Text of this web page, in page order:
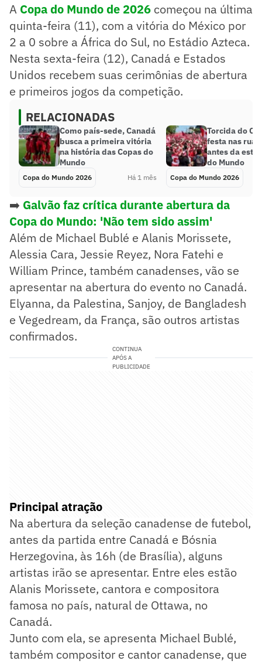
A Copa do Mundo de 2026 começou na última
quinta-feira (11), com a vitória do México por
2 a 0 sobre a África do Sul, no Estádio Azteca.
Nesta sexta-feira (12), Canadá e Estados
Unidos recebem suas cerimônias de abertura
e primeiros jogos da competição.
RELACIONADAS
Como país-sede, Canadá
busca a primeira vitória
na história das Copas do
Mundo
Copa do Mundo 2026 Há 1 mês
Torcida do
festa nas
antes da
do Mundo
Copa do Mundo 2026
➡️ Galvão faz crítica durante abertura da
Copa do Mundo: 'Não tem sido assim'
Além de Michael Bublé e Alanis Morissete,
Alessia Cara, Jessie Reyez, Nora Fatehi e
William Prince, também canadenses, vão se
apresentar na abertura do evento no Canadá.
Elyanna, da Palestina, Sanjoy, de Bangladesh
e Vegedream, da França, são outros artistas
confirmados.
CONTINUA
APÓS A
PUBLICIDADE
Principal atração
Na abertura da seleção canadense de futebol,
antes da partida entre Canadá e Bósnia
Herzegovina, às 16h (de Brasília), alguns
artistas irão se apresentar. Entre eles estão
Alanis Morissete, cantora e compositora
famosa no país, natural de Ottawa, no
Canadá.
Junto com ela, se apresenta Michael Bublé,
também compositor e cantor canadense, que